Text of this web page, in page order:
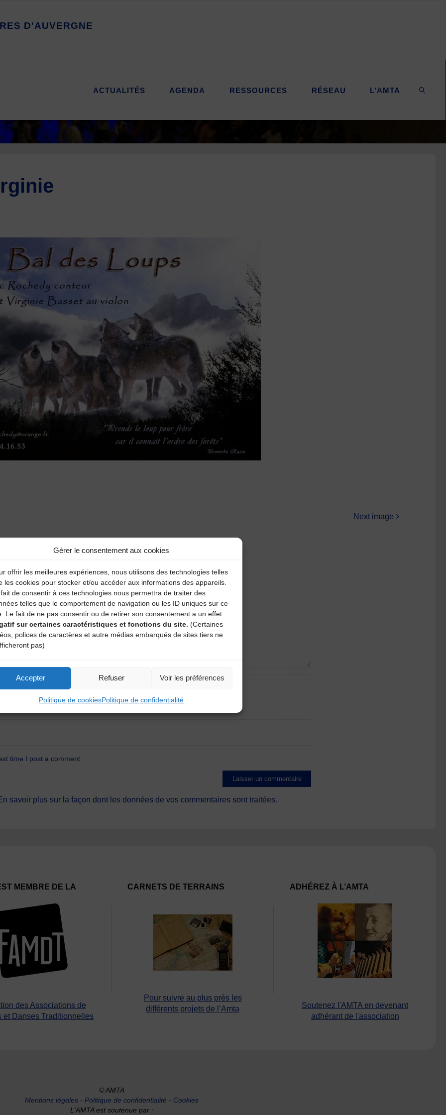
Gérer le consentement aux cookies
offrir les meilleures expériences, nous utilisons des technologies telles
les cookies pour stocker et/ou accéder aux informations des appareils.
de consentir à ces technologies nous permettra de traiter des
telles que le comportement de navigation ou les ID uniques sur ce
Le fait de ne pas consentir ou de retirer son consentement a un effet
sur certaines caractéristiques et fonctions du site. (Certaines
polices de caractères et autre médias embarqués de sites tiers ne
pas)
Accepter Refuser Voir les préférences
Politique de cookiesPolitique de confidentialité
ES D'AUVERGNE
ACTUALITÉS AGENDA RESSOURCES RÉSEAU L’AMTA
Next image
sont indiqués avec*
time I post a comment.
savoir plus sur la façon dont les données de vos commentaires sont traitées.
MEMBRE DE LA
des Associations de
et Danses Traditionnelles
CARNETS DE TERRAINS
Pour suivre au plus près les
différents projets de l’Amta
ADHÉREZ À L’AMTA
Soutenez l'AMTA en devenant
adhérant de l'association
© AMTA
Mentions légales- Politique de confidentialité - Cookies
L'AMTA est soutenue par :